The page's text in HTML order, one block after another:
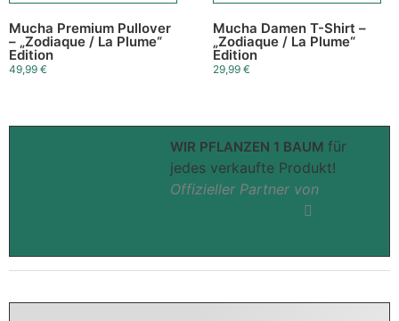
Mucha Premium Pullover
– „Zodiaque / La Plume“
Edition
49,99 €
Mucha Damen T-Shirt –
„Zodiaque / La Plume“
Edition
29,99 €
WIR PFLANZEN 1 BAUMfür
jedes verkaufte Produkt!
Offizieller Partner von